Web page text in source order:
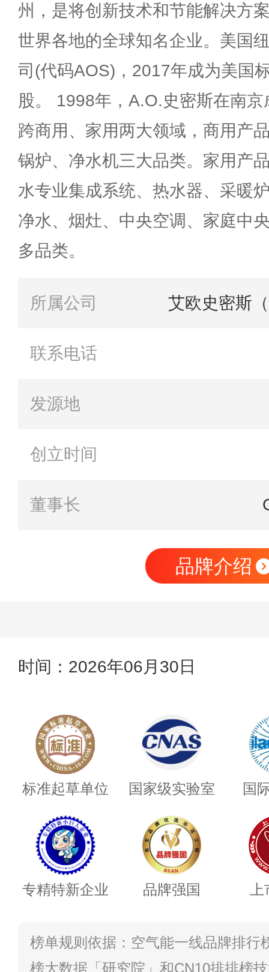
州，是将创新技术和节能解决方
世界各地的全球知名企业。美国
司(代码AOS)，2017年成为美国
股。 1998年，A.O.史密斯在南
跨商用、家用两大领域，商用产
锅炉、净水机三大品类。家用产
水专业集成系统、热水器、采暖
净水、烟灶、中央空调、家庭中
多品类。
所属公司 艾欧史密斯
联系电话
发源地
创立时间
董事长
品牌介绍
时间：2026年06月30日
标准起草单位 国家级实验室 国
专精特新企业 品牌强国
榜单规则依据：空气能一线品牌排行
榜大数据「研究院」和CN10排排榜